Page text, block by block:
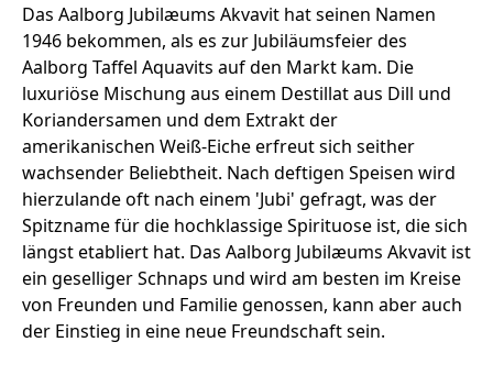
Das Aalborg Jubilæums Akvavit hat seinen Namen
1946 bekommen, als es zur Jubiläumsfeier des
Aalborg Taffel Aquavits auf den Markt kam. Die
luxuriöse Mischung aus einem Destillat aus Dill und
Koriandersamen und dem Extrakt der
amerikanischen Weiß-Eiche erfreut sich seither
wachsender Beliebtheit. Nach deftigen Speisen wird
hierzulande oft nach einem 'Jubi' gefragt, was der
Spitzname für die hochklassige Spirituose ist, die sich
längst etabliert hat. Das Aalborg Jubilæums Akvavit ist
ein geselliger Schnaps und wird am besten im Kreise
von Freunden und Familie genossen, kann aber auch
der Einstieg in eine neue Freundschaft sein.